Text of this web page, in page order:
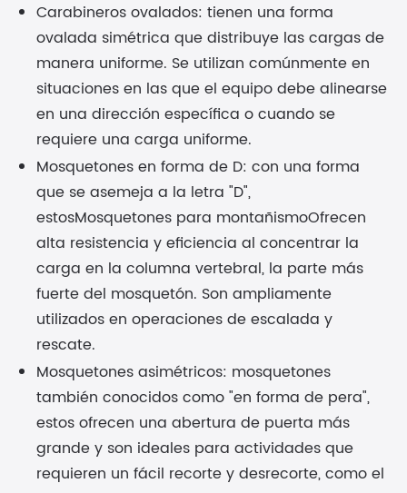
Carabineros ovalados: tienen una forma
ovalada simétrica que distribuye las cargas de
manera uniforme. Se utilizan comúnmente en
situaciones en las que el equipo debe alinearse
en una dirección específica o cuando se
requiere una carga uniforme.
Mosquetones en forma de D: con una forma
que se asemeja a la letra "D",
estosMosquetones para montañismoOfrecen
alta resistencia y eficiencia al concentrar la
carga en la columna vertebral, la parte más
fuerte del mosquetón. Son ampliamente
utilizados en operaciones de escalada y
rescate.
Mosquetones asimétricos: mosquetones
también conocidos como "en forma de pera",
estos ofrecen una abertura de puerta más
grande y son ideales para actividades que
requieren un fácil recorte y desrecorte, como el